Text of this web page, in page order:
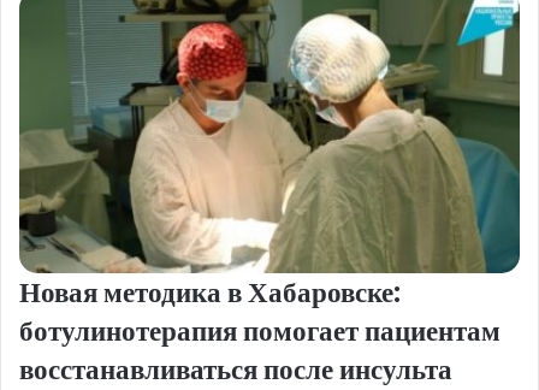
Новая методика в Хабаровске:
ботулинотерапия помогает пациентам
восстанавливаться после инсульта